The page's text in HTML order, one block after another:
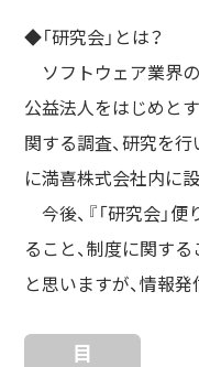
◆「研究会」とは？
ソフトウェア業界
公益法人をはじめと
関する調査、研究を
に満喜株式会社内に
今後、『「研究会」
ること、制度に関す
と思いますが、情報発
目